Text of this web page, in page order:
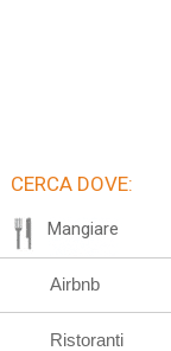
CERCA DOVE:
Mangiare
Airbnb
Ristoranti